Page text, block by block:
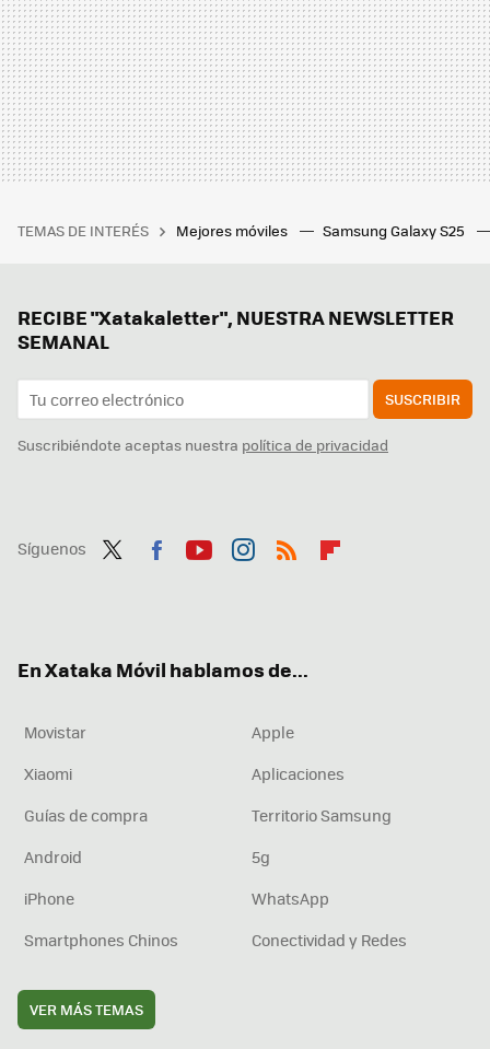
TEMAS DE INTERÉS Mejores móviles Samsung Galaxy S25
RECIBE "Xatakaletter", NUESTRA NEWSLETTER
SEMANAL
SUSCRIBIR
Suscribiéndote aceptas nuestra política de privacidad
Síguenos
En Xataka Móvil hablamos de...
Movistar
Apple
Xiaomi
Aplicaciones
Guías de compra
Territorio Samsung
Android
5g
iPhone
WhatsApp
Smartphones Chinos
Conectividad y Redes
VER MÁS TEMAS